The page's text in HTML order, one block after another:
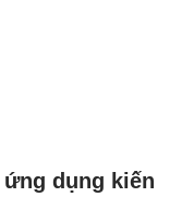
dụng kiến